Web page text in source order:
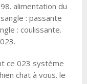
alimentation du
: passante
: coulissante.
ce 023 système
chat à vous. le